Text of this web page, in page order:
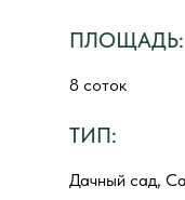
8 соток
ПЛОЩАДЬ:
ТИП:
Дачный сад,